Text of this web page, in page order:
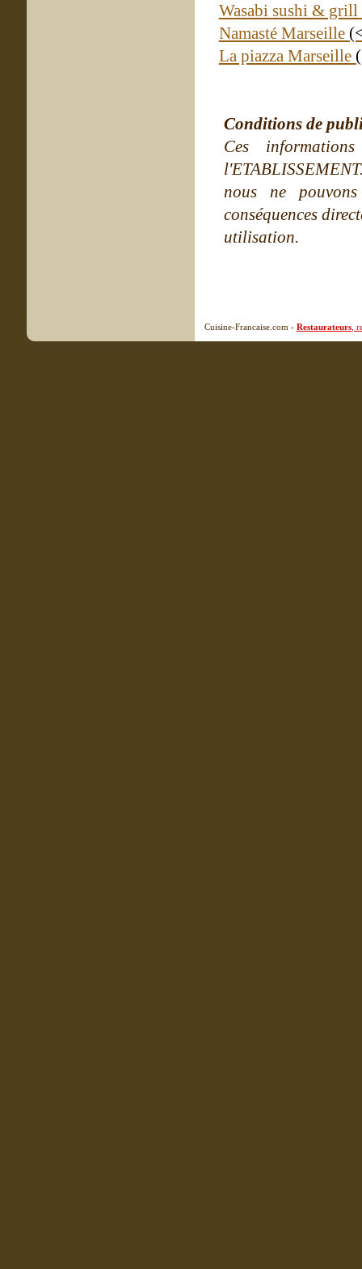
Wasabi sushi &
Namasté Marseille
La piazza Marseille
Conditions de
Ces
nous ne
conséquences
utilisation.
Cuisine-Francaise.com - Restaurateurs ,